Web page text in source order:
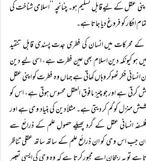
عقل کے لیے قابل تسلیم ہو۔ چنانچہ ’’اسلامی شناخت کی
افکار کو فروغ دیا جاتا ہے۔
محرکات میں انسان کی فطری جدت پسندی قابل تنقید
ہو کیونکہ دین اسلام بھی عین فطرت ہے، اسی لیے دین
انسانی فکر ٹھوکر وہاں کھاتی ہے جہاں وہ فطرت کو اپنی عقل
ہے اور جو چیز مافوق العقل محسوس ہوتی ہے، اس کو
منزل کو گم کر دیتی ہے۔ مثلاً دین کی بنیاد وحی ہے اور
انسانی عقل کے گرد پھیلے حصولِ علم کے ذرائع سے
جب اس وحی کو ان ذرائع علم کے ساتھ ساتھ عقلی تناظر